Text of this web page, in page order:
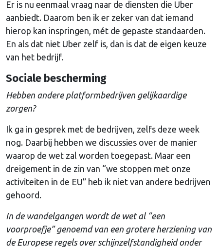
Er is nu eenmaal vraag naar de diensten die Uber
aanbiedt. Daarom ben ik er zeker van dat iemand
hierop kan inspringen, mét de gepaste standaarden.
En als dat niet Uber zelf is, dan is dat de eigen keuze
van het bedrijf.
Sociale bescherming
Hebben andere platformbedrijven gelijkaardige
zorgen?
Ik ga in gesprek met de bedrijven, zelfs deze week
nog. Daarbij hebben we discussies over de manier
waarop de wet zal worden toegepast. Maar een
dreigement in de zin van “we stoppen met onze
activiteiten in de EU” heb ik niet van andere bedrijven
gehoord.
In de wandelgangen wordt de wet al “een
voorproefje” genoemd van een grotere herziening van
de Europese regels over schijnzelfstandigheid onder